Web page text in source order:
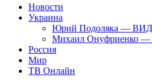
Новости
Украина
Юрий Подоляка —
Михаил Онуфриенко —
Россия
Мир
ТВ Онлайн